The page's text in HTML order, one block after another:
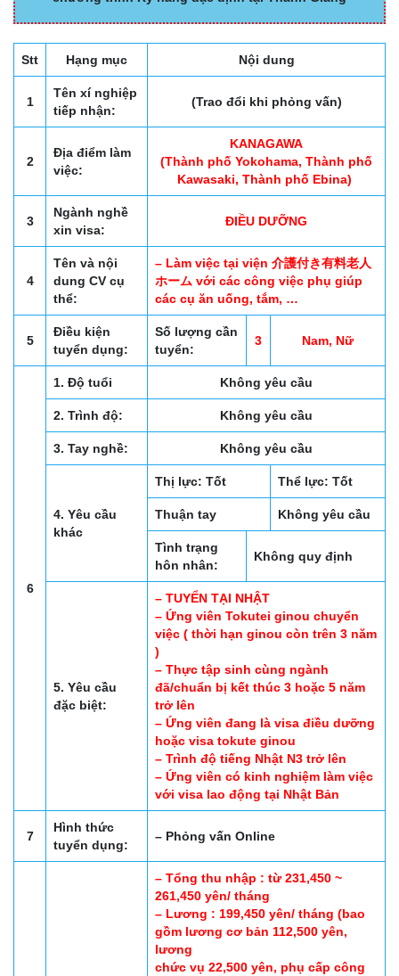
Stt Hạng mục Nội dung
1
Tên xí nghiệp
tiếp nhận:
(Trao đổi khi phỏng vấn)
2
Địa điểm làm
việc:
KANAGAWA
(Thành phố Yokohama, Thành phố
Kawasaki, Thành phố Ebina)
3
Ngành nghề
xin visa:
ĐIỀU DƯỠNG
4
Tên và nội
dung CV cụ
thể:
– Làm việc tại viện 介護付き有料老人
ホーム với các công việc phụ giúp
các cụ ăn uống, tắm, …
5
Điều kiện
tuyển dụng:
Số lượng cần
tuyển:
3 Nam, Nữ
6
1. Độ tuổi Không yêu cầu
2. Trình độ: Không yêu cầu
3. Tay nghề: Không yêu cầu
4. Yêu cầu
khác
Thị lực: Tốt Thể lực: Tốt
Thuận tay Không yêu cầu
Tình trạng
hôn nhân:
Không quy định
5. Yêu cầu
đặc biệt:
– TUYỂN TẠI NHẬT
– Ứng viên Tokutei ginou chuyển
việc ( thời hạn ginou còn trên 3 năm
)
– Thực tập sinh cùng ngành
đã/chuẩn bị kết thúc 3 hoặc 5 năm
trở lên
– Ứng viên đang là visa điều dưỡng
hoặc visa tokute ginou
– Trình độ tiếng Nhật N3 trở lên
– Ứng viên có kinh nghiệm làm việc
với visa lao động tại Nhật Bản
7
Hình thức
tuyển dụng:
– Phỏng vấn Online
– Tổng thu nhập : từ 231,450 ~
261,450 yên/ tháng
– Lương : 199,450 yên/ tháng (bao
gồm lương cơ bản 112,500 yên,
lương
chức vụ 22,500 yên, phụ cấp công